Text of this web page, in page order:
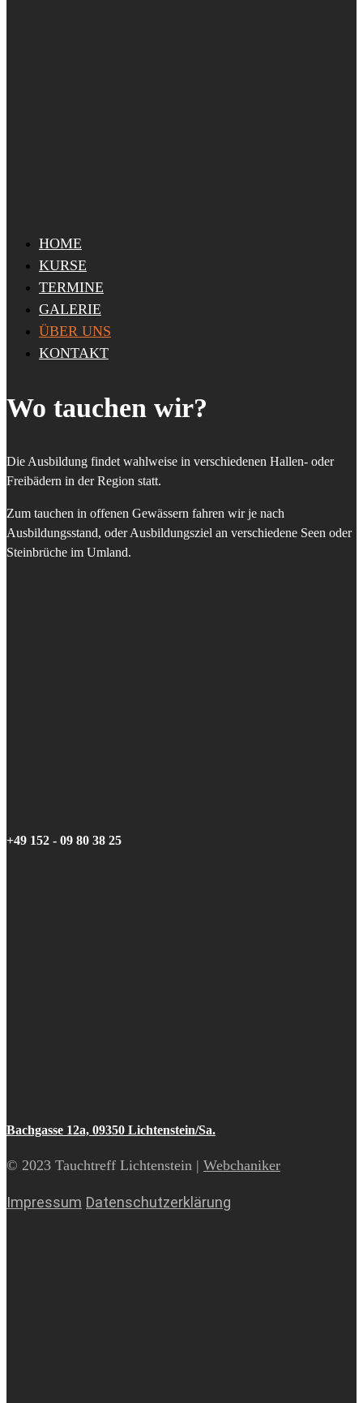
HOME
KURSE
TERMINE
GALERIE
ÜBER UNS
KONTAKT
Wo tauchen wir?
Die Ausbildung findet wahlweise in verschiedenen Hallen- oder
Freibädern in der Region statt.
Zum tauchen in offenen Gewässern fahren wir je nach
Ausbildungsstand, oder Ausbildungsziel an verschiedene Seen oder
Steinbrüche im Umland.
+49 152 - 09 80 38 25
Bachgasse 12a, 09350 Lichtenstein/Sa.
© 2023 Tauchtreff Lichtenstein | Webchaniker
Impressum Datenschutzerklärung